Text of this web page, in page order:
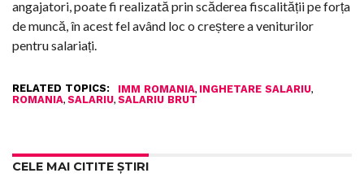
angajatori, poate fi realizată prin scăderea fiscalității pe forța
de muncă, în acest fel având loc o creștere a veniturilor
pentru salariați.
RELATED TOPICS: IMM ROMANIA, INGHETARE SALARIU,
ROMANIA, SALARIU, SALARIU BRUT
CELE MAI CITITE ȘTIRI